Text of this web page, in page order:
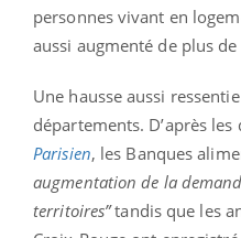
personnes vivant en
aussi augmenté de plus de
Une hausse aussi
départements. D’après
Parisien, les Banques
augmentation de la
territoires”tandis que les